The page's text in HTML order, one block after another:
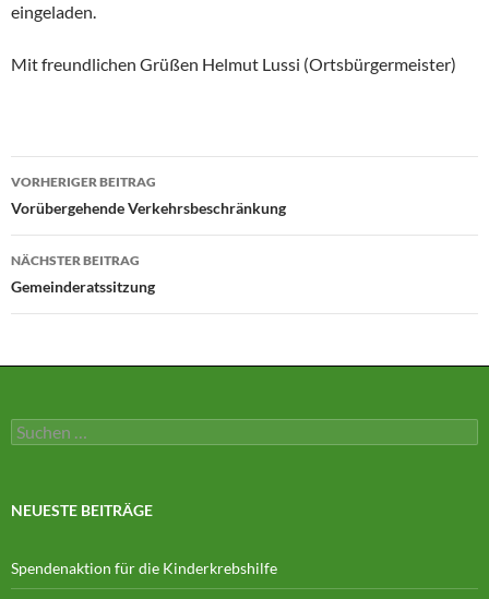
eingeladen.
Mit freundlichen Grüßen Helmut Lussi (Ortsbürgermeister)
Beitragsnavigation
VORHERIGER BEITRAG
Vorübergehende Verkehrsbeschränkung
NÄCHSTER BEITRAG
Gemeinderatssitzung
Suchen
nach:
NEUESTE BEITRÄGE
Spendenaktion für die Kinderkrebshilfe